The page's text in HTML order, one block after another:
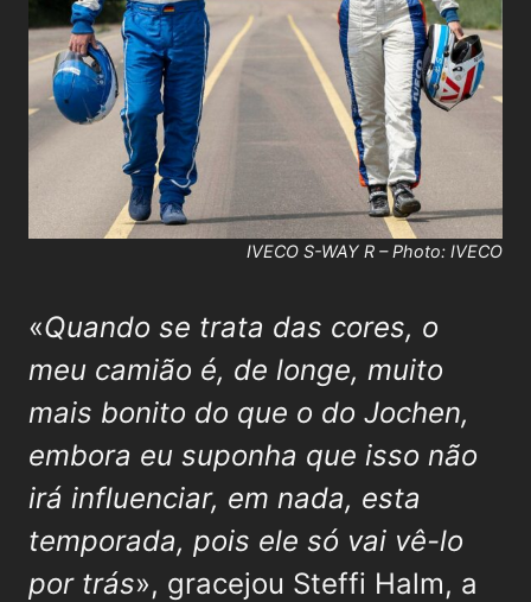
IVECO S-WAY R – Photo: IVECO
«Quando se trata das cores, o
meu camião é, de longe, muito
mais bonito do que o do Jochen,
embora eu suponha que isso não
irá influenciar, em nada, esta
temporada, pois ele só vai vê-lo
por trás», gracejou Steffi Halm, a